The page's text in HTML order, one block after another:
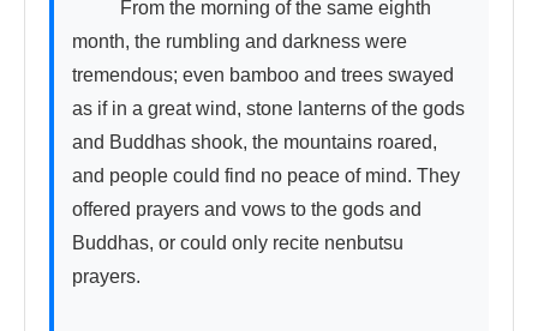
month, the rumbling and darkness were
tremendous; even bamboo and trees swayed
as if in a great wind, stone lanterns of the gods
and Buddhas shook, the mountains roared,
and people could find no peace of mind. They
offered prayers and vows to the gods and
Buddhas, or could only recite nenbutsu
prayers.